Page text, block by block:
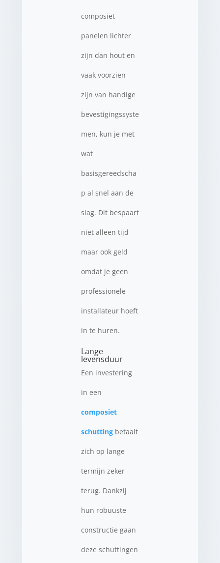
composiet
panelen lichter
zijn dan hout en
vaak voorzien
zijn van handige
bevestigingssyste
men, kun je met
wat
basisgereedscha
p al snel aan de
slag. Dit bespaart
niet alleen tijd
maar ook geld
omdat je geen
professionele
installateur hoeft
in te huren.
Lange
levensduur
Een investering
in een
composiet
schuttingbetaalt
zich op lange
termijn zeker
terug. Dankzij
hun robuuste
constructie gaan
deze schuttingen